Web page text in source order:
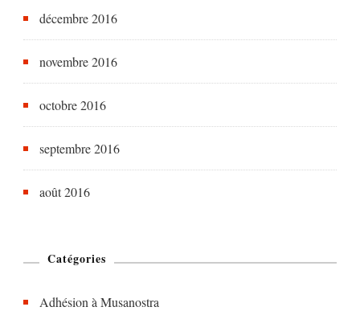
décembre 2016
novembre 2016
octobre 2016
septembre 2016
août 2016
Catégories
Adhésion à Musanostra